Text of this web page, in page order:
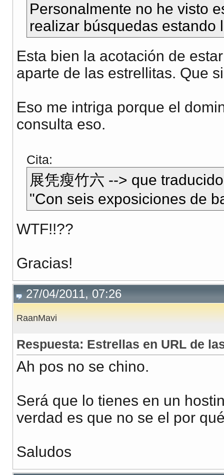
Personalmente no he visto
realizar búsquedas estando
Esta bien la acotación de
aparte de las estrellitas. Que
Eso me intriga porque el
consulta eso.
Cita:
展凭瘦竹六 --> que
"Con seis exposiciones de
WTF!!??
Gracias!
27/04/2011, 07:26
RaanMavi
Respuesta: Estrellas en URL de
Ah pos no se chino.
Será que lo tienes en un
verdad es que no se el por
Saludos